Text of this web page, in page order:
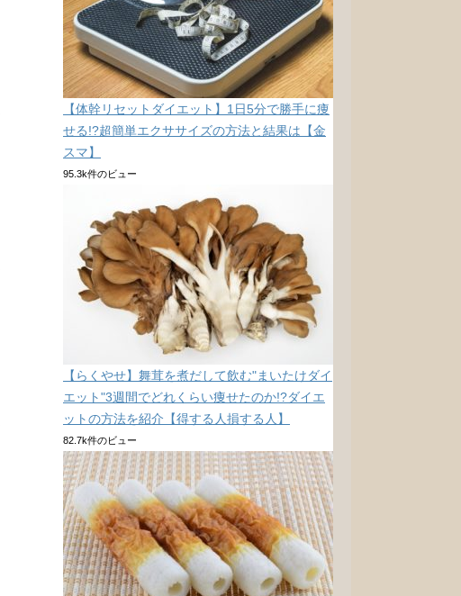
【体幹リセットダイエット】1日5分で勝手に痩
せる!?超簡単エクササイズの方法と結果は【金
スマ】
95.3k件のビュー
【らくやせ】舞茸を煮だして飲む"まいたけダイ
エット"3週間でどれくらい痩せたのか!?ダイエ
ットの方法を紹介【得する人損する人】
82.7k件のビュー